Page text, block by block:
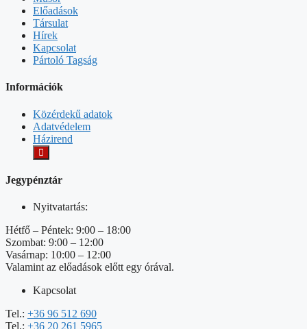
Előadások
Társulat
Hírek
Kapcsolat
Pártoló Tagság
Információk
Közérdekű adatok
Adatvédelem
Házirend
Jegypénztár
Nyitvatartás:
Hétfő – Péntek: 9:00 – 18:00
Szombat: 9:00 – 12:00
Vasárnap: 10:00 – 12:00
Valamint az előadások előtt egy órával.
Kapcsolat
Tel.: +36 96 512 690
Tel.: +36 20 261 5965